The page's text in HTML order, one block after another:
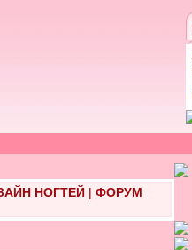
НОГТЕЙ| ФОРУМ